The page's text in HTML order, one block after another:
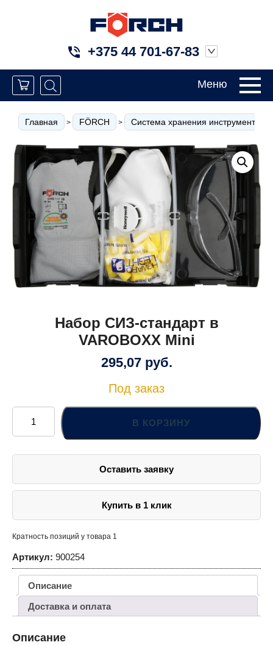
+375 44 701-67-83
Меню
Главная > FÖRCH > Система хранения инструмента
Набор СИЗ-стандарт в
VAROBOXX Mini
295,07 руб.
Под заказ
Количество
товара
Набор
СИЗ-
в
В КОРЗИНУ
Оставить заявку
Купить в 1 клик
Кратность позиций у товара 1
Артикул: 900254
Описание
Доставка и оплата
Описание